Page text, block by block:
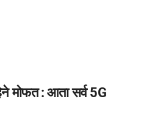
मोफत : आता सर्व 5G